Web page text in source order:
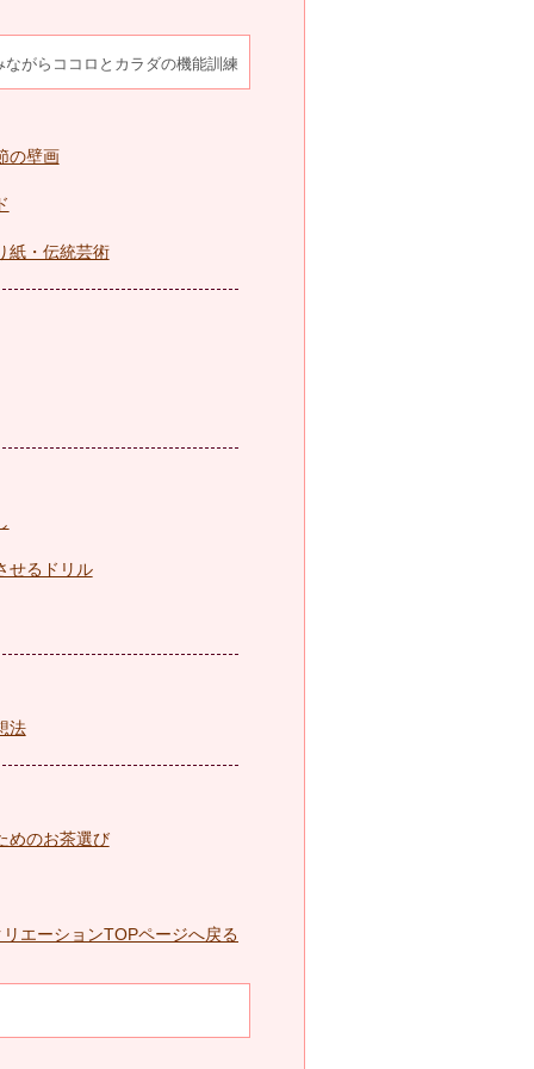
ながらココロとカラダの機能訓練
の壁画
紙・伝統芸術
せるドリル
法
めのお茶選び
エーションTOPページへ戻る